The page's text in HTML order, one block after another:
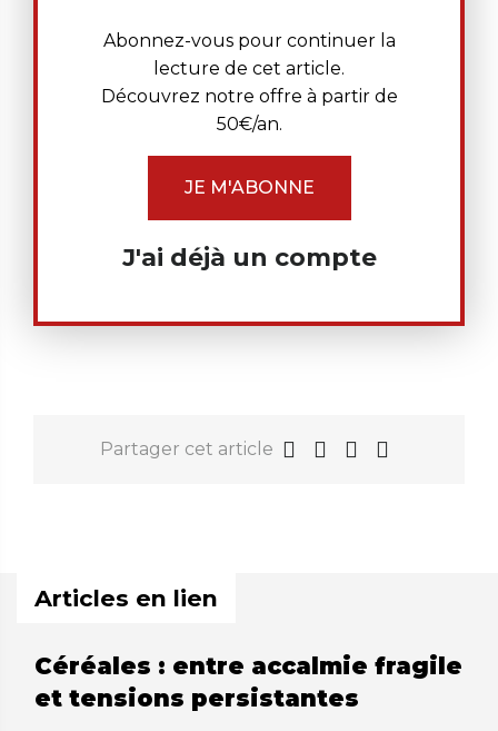
Abonnez-vous pour continuer la
lecture de cet article.
Découvrez notre offre à partir de
50€/an.
JE M'ABONNE
J'ai déjà un compte
Partager cet article
Articles en lien
Céréales : entre accalmie fragile
et tensions persistantes